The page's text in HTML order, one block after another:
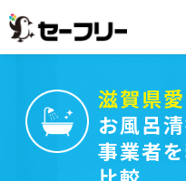
滋賀県
お風呂
事業者